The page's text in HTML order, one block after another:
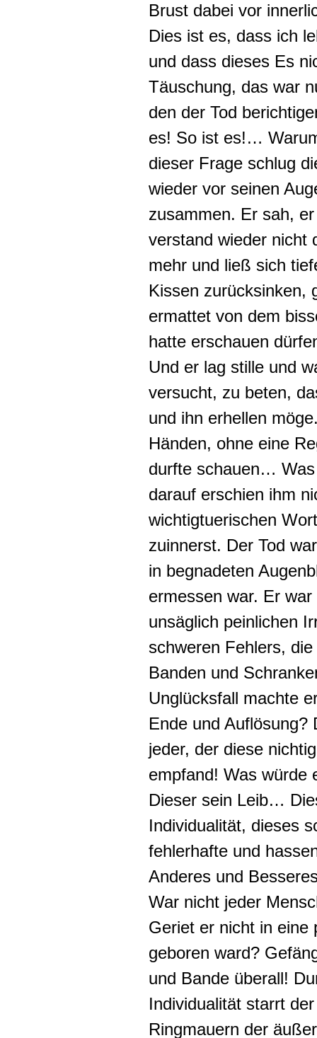
Brust dabei vor
Dies ist es, dass ich
und dass dieses Es
Täuschung, das war
den der Tod
es! So ist es!…
dieser Frage schlug
wieder vor seinen
zusammen. Er sah,
verstand wieder nicht
mehr und ließ sich
Kissen zurücksinken,
ermattet von dem
hatte erschauen
Und er lag stille und
versucht, zu beten,
und ihn erhellen
Händen, ohne eine
durfte schauen…
darauf erschien ihm
wichtigtuerischen
zuinnerst. Der Tod
in begnadeten
ermessen war. Er
unsäglich peinlichen
schweren Fehlers,
Banden und
Unglücksfall machte
Ende und Auflösung?
jeder, der diese
empfand! Was würde
Dieser sein Leib…
Individualität, dieses
fehlerhafte und
Anderes und
War nicht jeder
Geriet er nicht in eine
geboren ward?
und Bande überall!
Individualität starrt
Ringmauern der